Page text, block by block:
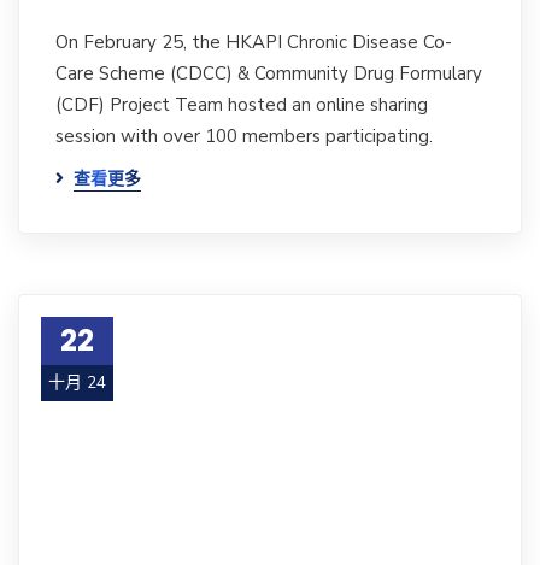
On February 25, the HKAPI Chronic Disease Co-
Care Scheme (CDCC) & Community Drug Formulary
(CDF) Project Team hosted an online sharing
session with over 100 members participating.
查看更多
22
十月 24